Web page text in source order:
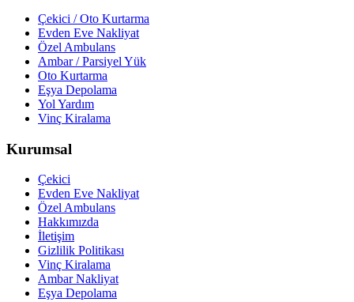
Çekici / Oto Kurtarma
Evden Eve Nakliyat
Özel Ambulans
Ambar / Parsiyel Yük
Oto Kurtarma
Eşya Depolama
Yol Yardım
Vinç Kiralama
Kurumsal
Çekici
Evden Eve Nakliyat
Özel Ambulans
Hakkımızda
İletişim
Gizlilik Politikası
Vinç Kiralama
Ambar Nakliyat
Eşya Depolama